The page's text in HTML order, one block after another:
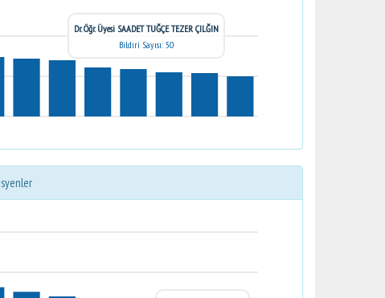
Dr. Öğr. Üyesi SAADET TUĞÇE TEZER ÇILĞIN
Bildiri Sayısı: 50